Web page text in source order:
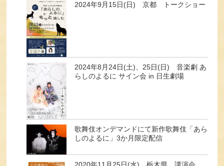
2024年9月15日(日) 京都 トークショー
2024年8月24日(土)、25日(日) 音楽劇 あ
らしのよるに サイン会 in 日生劇場
歌舞伎オンデマンドにて新作歌舞伎「あら
しのよるに」3か月限定配信
2020年11月25日(水) 栃木県 講演会